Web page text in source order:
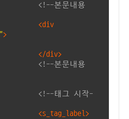
<!--본문내용
>
<!--본문내용
<!--태그 시작-